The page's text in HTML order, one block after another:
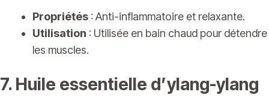
Propriétés : Anti-inflammatoire et relaxante.
Utilisation : Utilisée en bain chaud pour détendre
les muscles.
7. Huile essentielle d’ylang-ylang